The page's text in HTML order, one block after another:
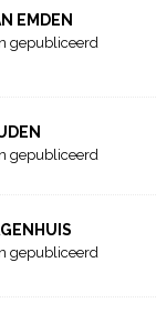
EMDEN
gepubliceerd
gepubliceerd
gepubliceerd